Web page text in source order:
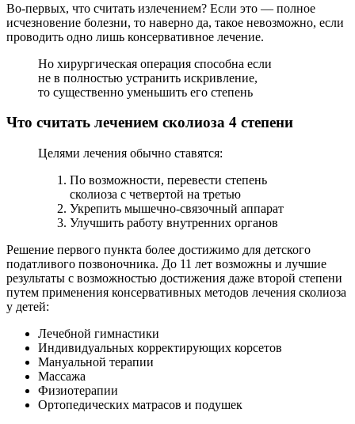
Во-первых, что считать излечением? Если это — полное
исчезновение болезни, то наверно да, такое невозможно, если
проводить одно лишь консервативное лечение.
Но хирургическая операция способна если
не в полностью устранить искривление,
то существенно уменьшить его степень
Что считать лечением сколиоза 4 степени
Целями лечения обычно ставятся:
По возможности, перевести степень
сколиоза с четвертой на третью
Укрепить мышечно-связочный аппарат
Улучшить работу внутренних органов
Решение первого пункта более достижимо для детского
податливого позвоночника. До 11 лет возможны и лучшие
результаты с возможностью достижения даже второй степени
путем применения консервативных методов лечения сколиоза
у детей:
Лечебной гимнастики
Индивидуальных корректирующих корсетов
Мануальной терапии
Массажа
Физиотерапии
Ортопедических матрасов и подушек